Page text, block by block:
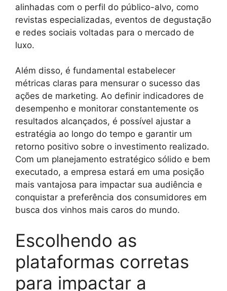
alinhadas com o perfil do público-alvo, como
revistas especializadas, eventos de degustação
e redes sociais voltadas para o mercado de
luxo.
Além disso, é fundamental estabelecer
métricas claras para mensurar o sucesso das
ações de marketing. Ao definir indicadores de
desempenho e monitorar constantemente os
resultados alcançados, é possível ajustar a
estratégia ao longo do tempo e garantir um
retorno positivo sobre o investimento realizado.
Com um planejamento estratégico sólido e bem
executado, a empresa estará em uma posição
mais vantajosa para impactar sua audiência e
conquistar a preferência dos consumidores em
busca dos vinhos mais caros do mundo.
Escolhendo as
plataformas corretas
para impactar a